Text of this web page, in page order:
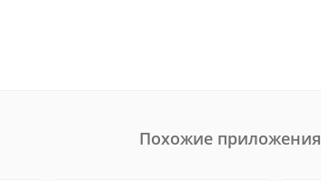
Похожие приложения